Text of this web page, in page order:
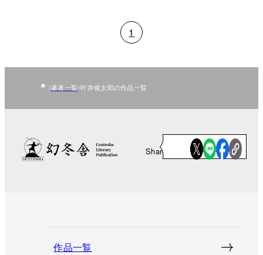
1
著者一覧 叶井俊太郎の作品一覧
Share
作品一覧